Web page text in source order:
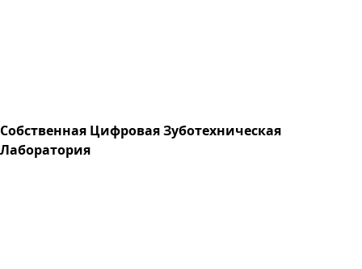
Собственная Цифровая Зуботехническая
Лаборатория